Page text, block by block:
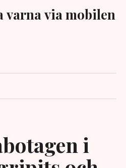
varna via mobilen
i